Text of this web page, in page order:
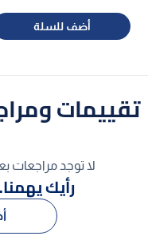
أضف للسلة
تقييمات
لا توجد مراجعات
رأيك